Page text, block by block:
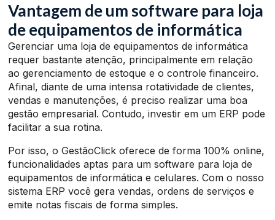
Vantagem de um software para loja
de equipamentos de informática
Gerenciar uma loja de equipamentos de informática
requer bastante atenção, principalmente em relação
ao gerenciamento de estoque e o controle financeiro.
Afinal, diante de uma intensa rotatividade de clientes,
vendas e manutenções, é preciso realizar uma boa
gestão empresarial. Contudo, investir em um ERP pode
facilitar a sua rotina.
Por isso, o GestãoClick oferece de forma 100% online,
funcionalidades aptas para um software para loja de
equipamentos de informática e celulares. Com o nosso
sistema ERP você gera vendas, ordens de serviços e
emite notas fiscais de forma simples.